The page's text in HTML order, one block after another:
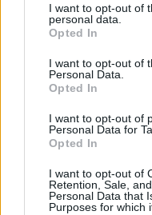
I want to opt-out of
personal data.
Opted In
I want to opt-out of
Personal Data.
Opted In
I want to opt-out of
Personal Data for
Opted In
I want to opt-out of
Retention, Sale,
Personal Data that
Purposes for which
V.Senkutė apie
aiškiai bando
finalo ji atžygiavo
Ketvirtfinalyje ji
33,35 sek. Tai
ketvirtfinalyje ir